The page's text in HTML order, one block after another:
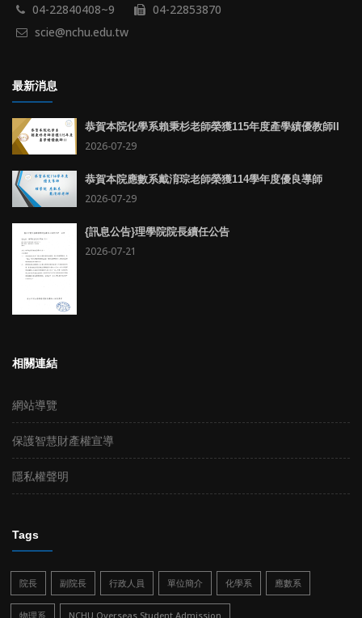
04-22840408~9
04-22853870
scie@nchu.edu.tw
最新消息
恭賀本院化學系賴秉杉老師榮獲115年度產學績優教師II
2026-07-29
恭賀本院應數系戴淯琮老師榮獲114學年度優良導師
2026-07-29
{訊息公告}理學院院長續任公告
2026-07-21
相關連結
網站導覽
保護智慧財產權宣導
隱私權聲明
Tags
院長 副院長 行政人員 單位簡介 化學系 應數系
物理系 NCHU Overseas Student Admission